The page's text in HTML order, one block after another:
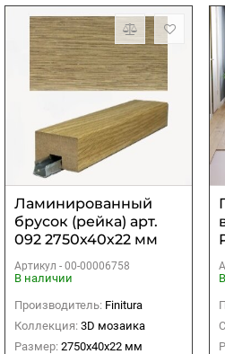
Ламинированный
брусок (рейка) арт.
092 2750х40х22 мм
Артикул - 00-00006758
В наличии
Производитель: Finitura
Коллекция: 3D мозаика
Размер: 2750х40х22 мм